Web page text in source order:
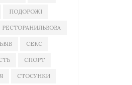
ПОДОРОЖІ
РЕСТОРАНИЛЬВОВА
СЕКС
СПОРТ
СТОСУНКИ